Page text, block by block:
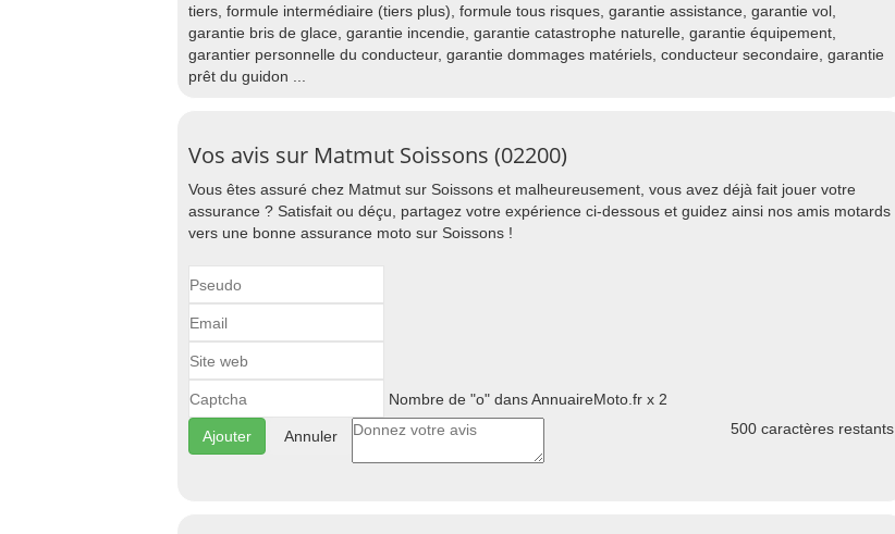
tiers, formule intermédiaire (tiers plus), formule tous risques, garantie assistance, garantie vol,
garantie bris de glace, garantie incendie, garantie catastrophe naturelle, garantie équipement,
garantier personnelle du conducteur, garantie dommages matériels, conducteur secondaire, garantie
prêt du guidon ...
Vos avis sur Matmut Soissons (02200)
Vous êtes assuré chez Matmut sur Soissons et malheureusement, vous avez déjà fait jouer votre
assurance ? Satisfait ou déçu, partagez votre expérience ci-dessous et guidez ainsi nos amis motards
vers une bonne assurance moto sur Soissons !
Nombre de "o" dans AnnuaireMoto.fr x 2
Annuler 500 caractères restants